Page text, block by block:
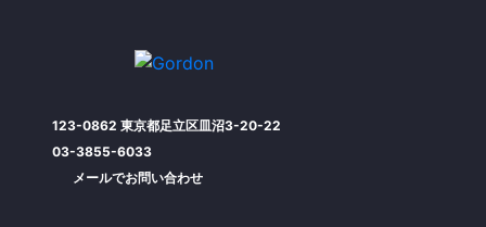
123-0862 東京都足立区皿沼3-20-22
03-3855-6033
メールでお問い合わせ